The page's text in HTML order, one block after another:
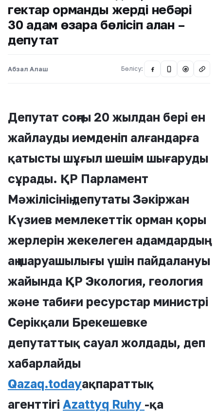
гектар орманды жерді небәрі
30 адам өзара бөлісіп алған –
депутат
Абзал Алаш Бөлісу: @
Депутат соңғы 20 жылдан бері ен
жайлауды иемденіп алғандарға
қатысты шұғыл шешім шығаруды
сұрады. ҚР Парламент
Мәжілісінің депутаты Зәкіржан
Күзиев мемлекеттік орман қоры
жерлерін жекелеген адамдардың
аң шаруашылығы үшін пайдалануы
жайында ҚР Экология, геология
және табиғи ресурстар министрі
Серікқали Брекешевке
депутаттық сауал жолдады, деп
хабарлайды
Qazaq.todayақпараттық
агенттігі Azattyq Ruhy -қа